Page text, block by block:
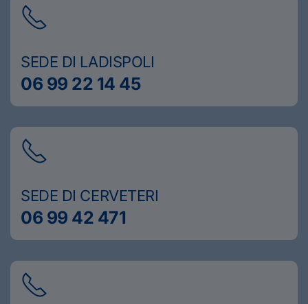
SEDE DI LADISPOLI
06 99 22 14 45
SEDE DI CERVETERI
06 99 42 471